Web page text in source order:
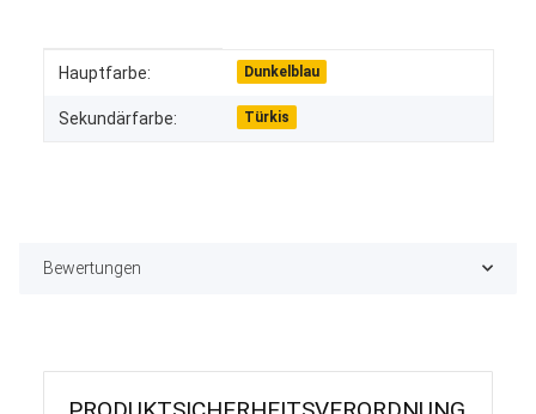
Produkteigenschaft
Wert
Hauptfarbe: Dunkelblau
Sekundärfarbe: Türkis
Bewertungen